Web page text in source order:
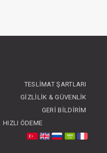
TESLIMAT ŞARTLARI
GIZLILIK & GÜVENLIK
GERI BILDIRIM
HIZLI ÖDEME